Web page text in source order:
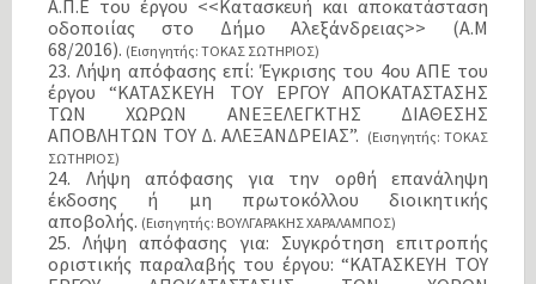
Α.Π.Ε του έργου <<Κατασκευή και αποκατάσταση
οδοποιίας στο Δήμο Αλεξάνδρειας>> (Α.Μ
68/2016). (Εισηγητής: ΤΟΚΑΣ ΣΩΤΗΡΙΟΣ)
23. Λήψη απόφασης επί: Έγκρισης του 4ου ΑΠΕ του
έργου “ΚΑΤΑΣΚΕΥΗ ΤΟΥ ΕΡΓΟΥ ΑΠΟΚΑΤΑΣΤΑΣΗΣ
ΤΩΝ ΧΩΡΩΝ ΑΝΕΞΕΛΕΓΚΤΗΣ ΔΙΑΘΕΣΗΣ
ΑΠΟΒΛΗΤΩΝ ΤΟΥ Δ. ΑΛΕΞΑΝΔΡΕΙΑΣ”. (Εισηγητής: ΤΟΚΑΣ
ΣΩΤΗΡΙΟΣ)
24. Λήψη απόφασης για την ορθή επανάληψη
έκδοσης ή μη πρωτοκόλλου διοικητικής
αποβολής. (Εισηγητής: ΒΟΥΛΓΑΡΑΚΗΣ ΧΑΡΑΛΑΜΠΟΣ)
25. Λήψη απόφασης για: Συγκρότηση επιτροπής
οριστικής παραλαβής του έργου: “ΚΑΤΑΣΚΕΥΗ ΤΟΥ